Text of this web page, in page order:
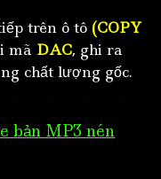
trên ô tô (COPY
mã DAC, ghi ra
chất lượng gốc.
bản MP3 nén